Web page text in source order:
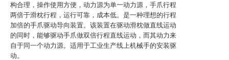
构合理，操作使用方便，动力源为单一动力源，手爪行程
两倍于滑枕行程，运行可靠，成本低。是一种理想的行程
加倍的手爪驱动导向装置。该装置在驱动滑枕做直线运动
的同时，能够驱动手爪做双倍行程直线运动，而其动力来
自于同一个动力源。适用于工业生产线上机械手的安装驱
动。